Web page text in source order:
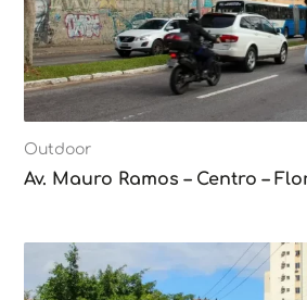
Outdoor
Av. Mauro Ramos – Centro –